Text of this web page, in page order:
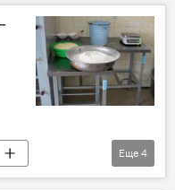
Еще 4